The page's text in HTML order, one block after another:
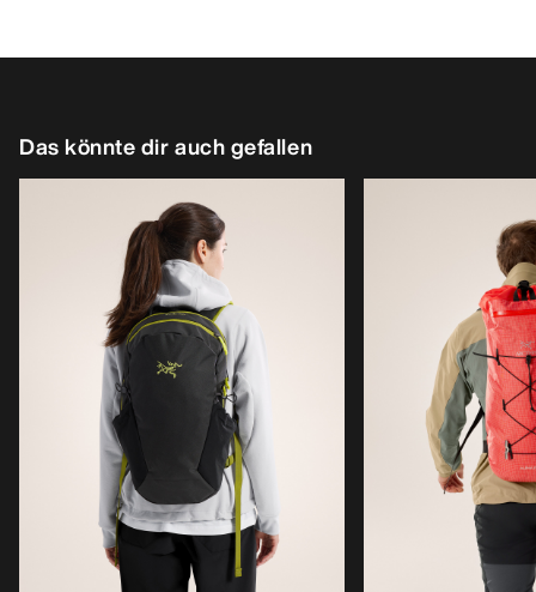
Das könnte dir auch gefallen